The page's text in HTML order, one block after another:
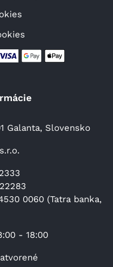
Galanta, Slovensko
0060 (Tatra banka,
- 18:00